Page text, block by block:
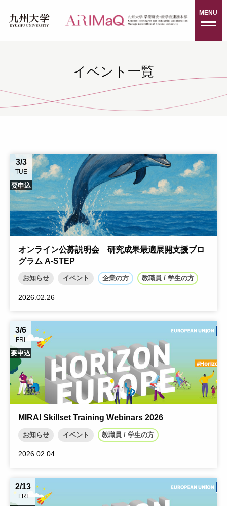
content
MENU
イベント一覧
3/3
TUE
要申込
オンライン公募説明会 研究成果最適展開支援プロ
グラム A-STEP
お知らせ イベント 企業の方 教職員 / 学生の方
2026.02.26
3/6
FRI
要申込
MIRAI Skillset Training Webinars 2026
お知らせ イベント 教職員 / 学生の方
2026.02.04
2/13
FRI